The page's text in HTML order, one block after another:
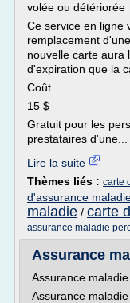
volée ou détériorée
Ce service en ligne
remplacement
nouvelle carte aura
d'expiration que la
Coût
15 $
Gratuit pour les
prestataires d'une...
Lire la suite
Thèmes liés : carte
d'assurance
maladie / carte
assurance maladie
Assurance
Assurance maladie
Assurance maladie